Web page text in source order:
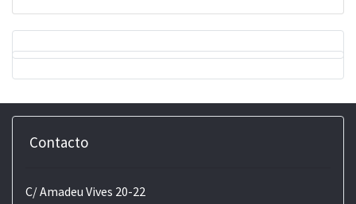
Contacto
C/ Amadeu Vives 20-22